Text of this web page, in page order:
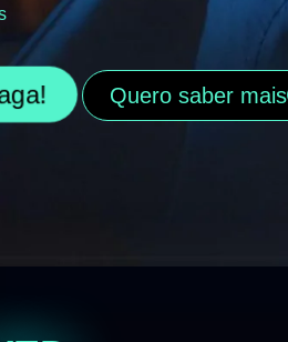
Quero saber mais